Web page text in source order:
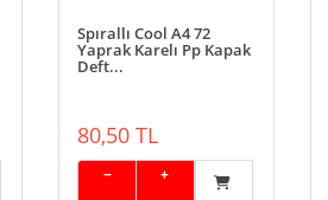
Spırallı Cool A4 72
Yaprak Karelı Pp Kapak
Deft...
80,50 TL
− +